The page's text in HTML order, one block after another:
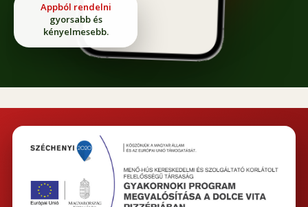
Appból rendelni
gyorsabb és
kényelmesebb.